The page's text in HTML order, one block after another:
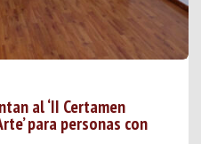
al ‘II Certamen
para personas con